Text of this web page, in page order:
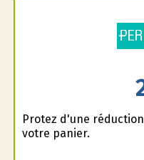
Profitez d'une
votre panier.